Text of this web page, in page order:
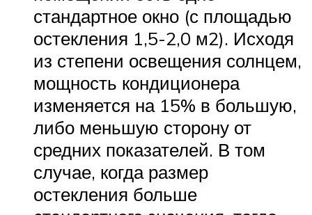
стандартное окно (с площадью
остекления 1,5-2,0 м2). Исходя
из степени освещения солнцем,
мощность кондиционера
изменяется на 15% в большую,
либо меньшую сторону от
средних показателей. В том
случае, когда размер
остекления больше